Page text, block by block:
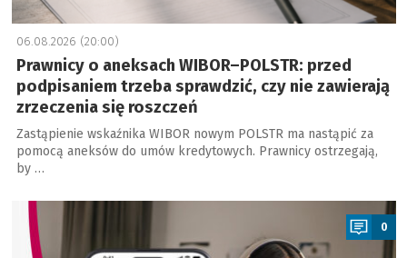
06.08.2026 (20:00)
Prawnicy o aneksach WIBOR–POLSTR: przed
podpisaniem trzeba sprawdzić, czy nie zawierają
zrzeczenia się roszczeń
Zastąpienie wskaźnika WIBOR nowym POLSTR ma nastąpić za
pomocą aneksów do umów kredytowych. Prawnicy ostrzegają,
by …
0